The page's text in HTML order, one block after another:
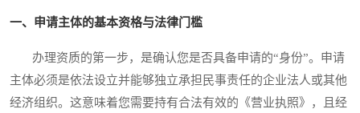
一、申请主体的基本资格与法律门槛
办理资质的第一步，是确认您是否具备申请的“身份”。申请
主体必须是依法设立并能够独立承担民事责任的企业法人或其他
经济组织。这意味着您需要持有合法有效的《营业执照》，且经